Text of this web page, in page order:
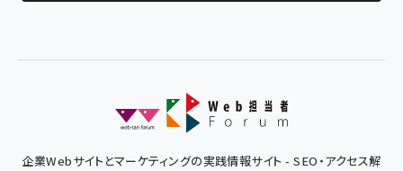
企業Webサイトとマーケティングの実践情報サイト - SEO・アクセス解